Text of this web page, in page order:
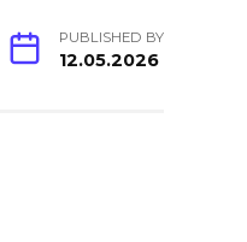
PUBLISHED BY
12.05.2026